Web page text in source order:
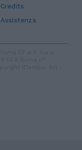
Credits
Assistenza